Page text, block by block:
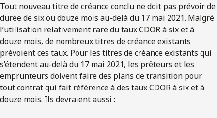
Tout nouveau titre de créance conclu ne doit pas prévoir de
durée de six ou douze mois au-delà du 17 mai 2021. Malgré
l’utilisation relativement rare du taux CDOR à six et à
douze mois, de nombreux titres de créance existants
prévoient ces taux. Pour les titres de créance existants qui
s’étendent au-delà du 17 mai 2021, les prêteurs et les
emprunteurs doivent faire des plans de transition pour
tout contrat qui fait référence à des taux CDOR à six et à
douze mois. Ils devraient aussi :